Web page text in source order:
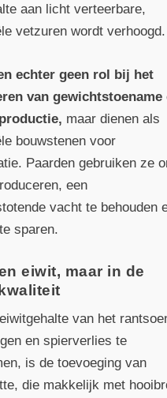
aan licht verteerbare,
vetzuren wordt verhoogd.
echter geen rol bij het
van gewichtstoename
maar dienen als
bouwstenen voor
Paarden gebruiken ze
een
vacht te behouden
sparen.
eiwit, maar in de
van het
en spierverlies te
is de toevoeging van
die makkelijk met